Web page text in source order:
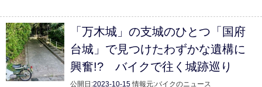
「万木城」の支城のひとつ「国府
台城」で見つけたわずかな遺構に
興奮!? バイクで往く城跡巡り
公開日:2023-10-15 情報元:バイクのニュース